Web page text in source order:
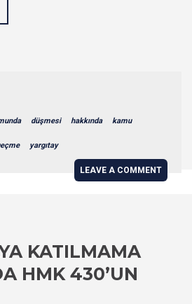
düşmesi hakkında kamu
yargıtay
LEAVE A COMMENT
KATILMAMA
HMK 430’UN